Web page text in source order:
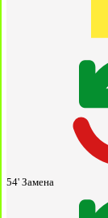
54' Замена